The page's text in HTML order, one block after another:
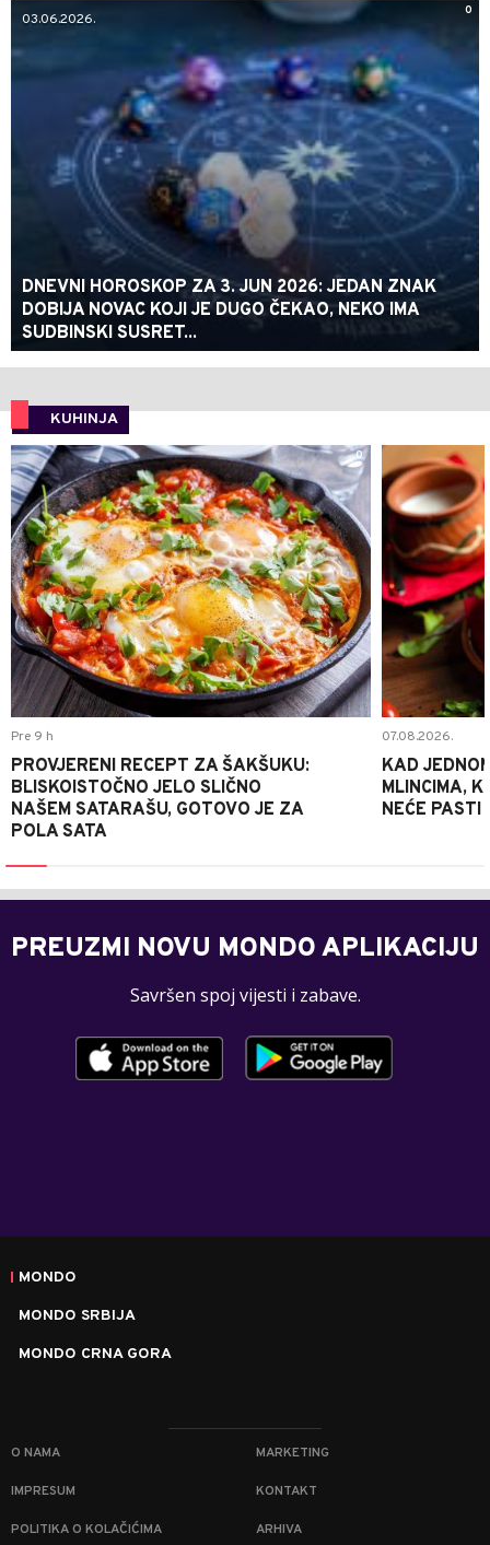
0
03.06.2026.
DNEVNI HOROSKOP ZA 3. JUN 2026: JEDAN ZNAK
DOBIJA NOVAC KOJI JE DUGO ČEKAO, NEKO IMA
SUDBINSKI SUSRET...
KUHINJA
0
Pre 9 h
PROVJERENI RECEPT ZA ŠAKŠUKU:
BLISKOISTOČNO JELO SLIČNO
NAŠEM SATARAŠU, GOTOVO JE ZA
POLA SATA
07.08.2026.
KAD
MLINCIMA,
NEĆE PASTI
PREUZMI NOVU MONDO APLIKACIJU
Savršen spoj vijesti i zabave.
MONDO
MONDO SRBIJA
MONDO CRNA GORA
O NAMA MARKETING
IMPRESUM KONTAKT
POLITIKA O KOLAČIĆIMA ARHIVA